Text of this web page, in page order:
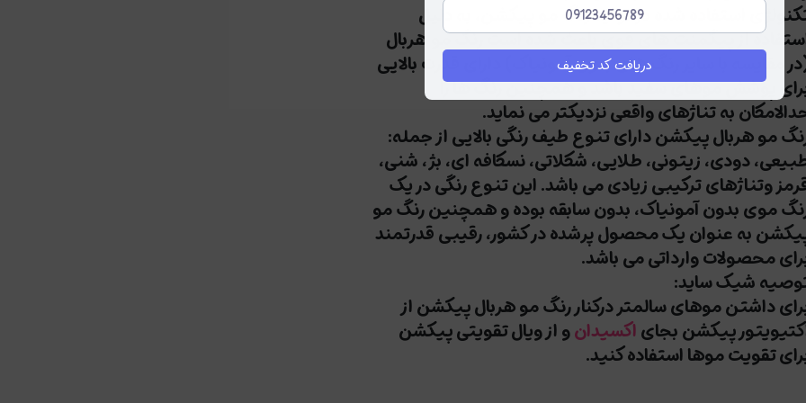
استفاده شده در تولید رنگ مو پیکشن، به دلیل
از پیگمنت های قوی باعث شده است رنگ مو هربال
مقایسه با سایر رنگ های بدون آمونیاک) دارای قدرت بالایی
پوشش موهای سفید باشد و همچنین رنگ ها را
به تناژهای واقعی نزدیکتر می نماید.
مو هربال پیکشن دارای تنوع طیف رنگی بالایی از جمله:
دودی، زیتونی، طلایی، شکلاتی، نسکافه ای، بژ، شنی،
وتناژهای ترکیبی زیادی می باشد. این تنوع رنگی در یک
موی بدون آمونیاک، بدون سابقه بوده و همچنین رنگ مو
به عنوان یک محصول پرشده در کشور، رقیبی قدرتمند
محصولات وارداتی می باشد.
شیک ساید:
داشتن موهای سالمتر درکنار رنگ مو هربال پیکشن از
پیکشن بجایاکسیدانو از ویال تقویتی پیکشن
تقویت موها استفاده کنید.
دریافت کد تخفیف